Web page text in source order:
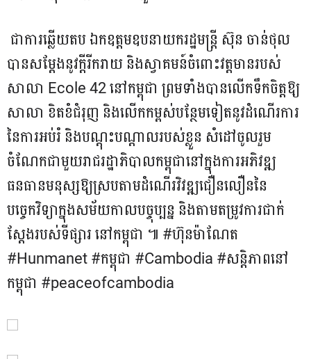
ជាការឆ្លើយតប ឯកឧត្តមឧបនាយករដ្ឋមន្ត្រី ស៊ុន ចាន់ថុល
បានសម្តែងនូវក្តីរីករាយ និងស្វាគមន៍ចំពោះវត្តមានរបស់
សាលា Ecole 42 នៅកម្ពុជា ព្រមទាំងបានលេីកទឹកចិត្តឱ្យ
សាលា ខិតខំជំរុញ និងលើកកម្ពស់បន្ថែមទៀតនូវដំណើរការ
នៃការអប់រំ និងបណ្តុះបណ្តាលរបស់ខ្លួន សំដៅចូលរួម
ចំណែកជាមួយរាជរដ្ឋាភិបាលកម្ពុជានៅក្នុងការអភិវឌ្ឍ
ធនធានមនុស្សឱ្យស្របតាមដំណើរវិវឌ្ឍជឿនលឿននៃ
បច្ចេកវិទ្យាក្នុងសម័យកាលបច្ចុប្បន្ន និងតាមតម្រូវការជាក់
ស្តែងរបស់ទីផ្សារ នៅកម្ពុជា ៕ #ហ៊ុនម៉ាណែត
#Hunmanet #កម្ពុជា #Cambodia #សន្តិភាពនៅ
កម្ពុជា​ #peaceofcambodia